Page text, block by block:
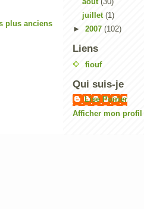
plus anciens
juillet (1)
► 2007 (102)
Liens
fiouf
Qui suis-je
Lise Poirier
Afficher mon profil